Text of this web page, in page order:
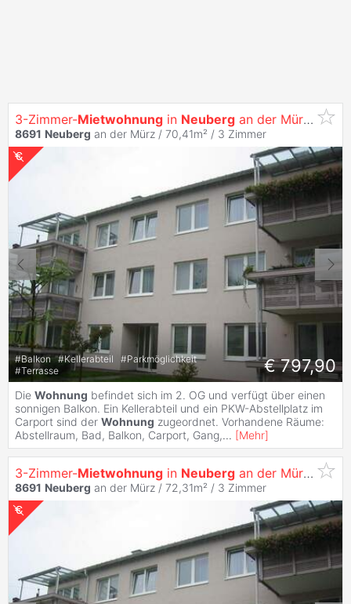
3-Zimmer-Mietwohnung in Neuberg an der Mürz, Ortsteil Kapellen
8691 Neuberg an der Mürz / 70,41m² / 3 Zimmer
#Balkon #Kellerabteil #Parkmöglichkeit
#Terrasse € 797,90
Die Wohnung befindet sich im 2. OG und verfügt über einen
sonnigen Balkon. Ein Kellerabteil und ein PKW-Abstellplatz im
Carport sind der Wohnung zugeordnet. Vorhandene Räume:
Abstellraum, Bad, Balkon, Carport, Gang,... [Mehr]
3-Zimmer-Mietwohnung in Neuberg an der Mürz, Ortsteil Kapellen
8691 Neuberg an der Mürz / 72,31m² / 3 Zimmer